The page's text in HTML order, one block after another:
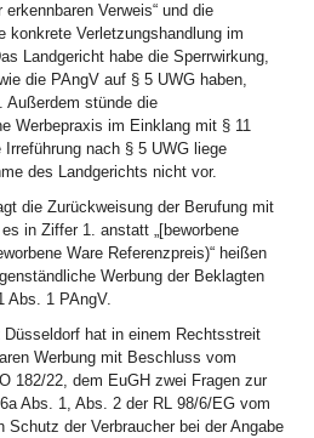
Verweis“ und die
konkrete Verletzungshandlung im
Landgericht habe die Sperrwirkung,
die PAngV auf § 5 UWG haben,
Außerdem stünde die
Werbepraxis im Einklang mit § 11
nach § 5 UWG liege
des Landgerichts nicht vor.
die Zurückweisung der Berufung mit
in Ziffer 1. anstatt „[beworbene
Ware Referenzpreis)“ heißen
Werbung der Beklagten
Abs. 1 PAngV.
Düsseldorf hat in einem Rechtsstreit
Werbung mit Beschluss vom
182/22, dem EuGH zwei Fragen zur
Abs. 1, Abs. 2 der RL 98/6/EG vom
Schutz der Verbraucher bei der Angabe